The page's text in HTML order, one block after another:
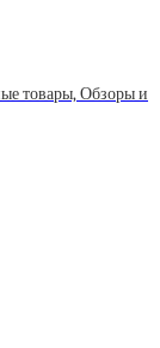
товары, Обзоры и